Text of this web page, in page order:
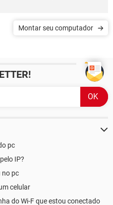
Montar seu computador
pc
IP?
no pc
celular
do Wi-F que estou conectado